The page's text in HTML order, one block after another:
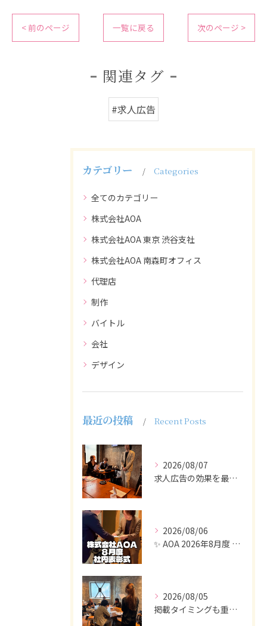
< 前のページ 一覧に戻る 次のページ >
関連タグ
#求人広告
カテゴリー Categories
全てのカテゴリー
株式会社AOA
株式会社AOA 東京 渋谷支社
株式会社AOA 南森町オフィス
代理店
制作
バイトル
会社
デザイン
最近の投稿 Recent Posts
2026/08/07
求人広告の効果を最大化するために最も重要なのは、掲載タイミン...
2026/08/06
✨ AOA 2026年8月度 表彰式レポート ✨
2026/08/05
掲載タイミングも重要で、業界動向や求職者の活動時期に合わせて...